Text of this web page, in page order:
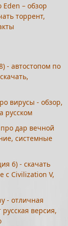
– обзор
торрент,
- автостопом по
вирусы - обзор,
русском
дар вечной
системные
6) - скачать
с Civilization V,
- отличная
версия,